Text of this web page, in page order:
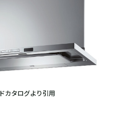
タログより引用